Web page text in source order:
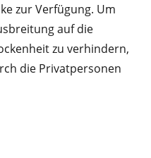
zur Verfügung. Um
auf die
zu verhindern,
die Privatpersonen